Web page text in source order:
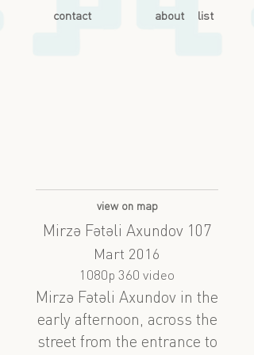
contact about list
view on map
Mirzə Fətəli Axundov 107
Mart 2016
1080p 360 video
Mirzə Fətəli Axundov in the
early afternoon, across the
street from the entrance to